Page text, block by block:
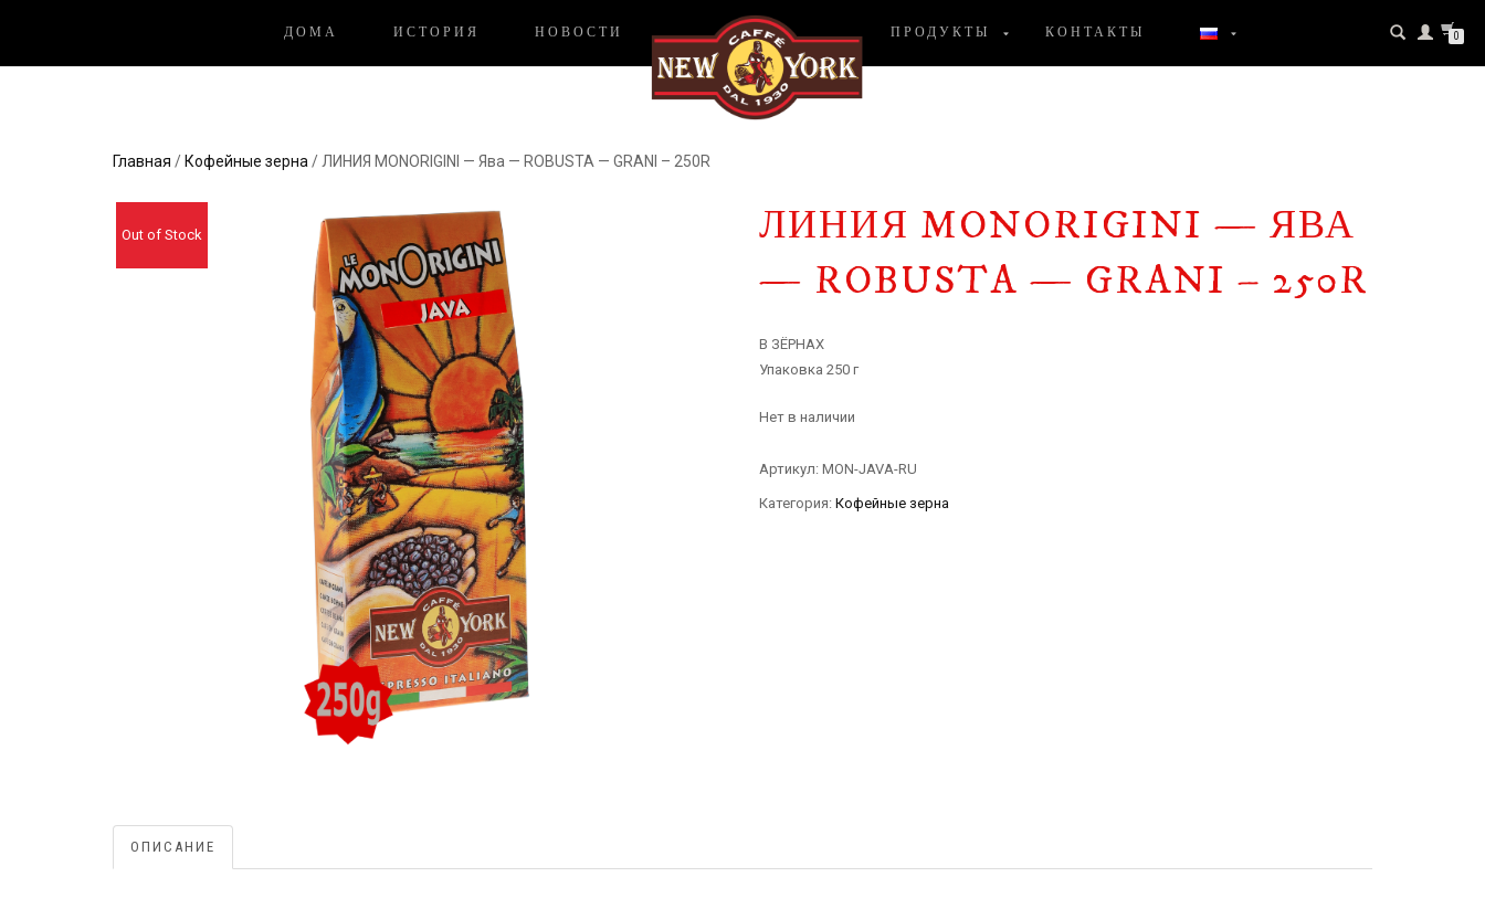
ДОМА ИСТОРИЯ НОВОСТИ ПРОДУКТЫ КОНТАКТЫ 0
Главная / Кофейные зерна / ЛИНИЯ MONORIGINI — Ява — ROBUSTA — GRANI – 250R
Out of Stock
ЛИНИЯ MONORIGINI — ЯВА
— ROBUSTA — GRANI – 250R
В ЗЁРНАХ
Упаковка 250 г
Нет в наличии
Артикул: MON-JAVA-RU
Категория: Кофейные зерна
ОПИСАНИЕ